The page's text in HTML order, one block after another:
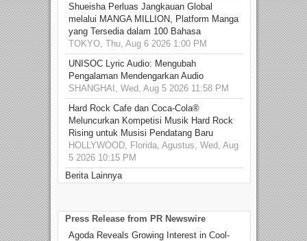
Shueisha Perluas Jangkauan Global
melalui MANGA MILLION, Platform Manga
yang Tersedia dalam 100 Bahasa
TOKYO, Thu, Aug 6 2026 1:00 PM
UNISOC Lyric Audio: Mengubah
Pengalaman Mendengarkan Audio
SHANGHAI, Wed, Aug 5 2026 11:58 PM
Hard Rock Cafe dan Coca-Cola®
Meluncurkan Kompetisi Musik Hard Rock
Rising untuk Musisi Pendatang Baru
HOLLYWOOD, Florida, Agustus, Wed, Aug
5 2026 10:15 PM
Berita Lainnya
Press Release from PR Newswire
Agoda Reveals Growing Interest in Cool-